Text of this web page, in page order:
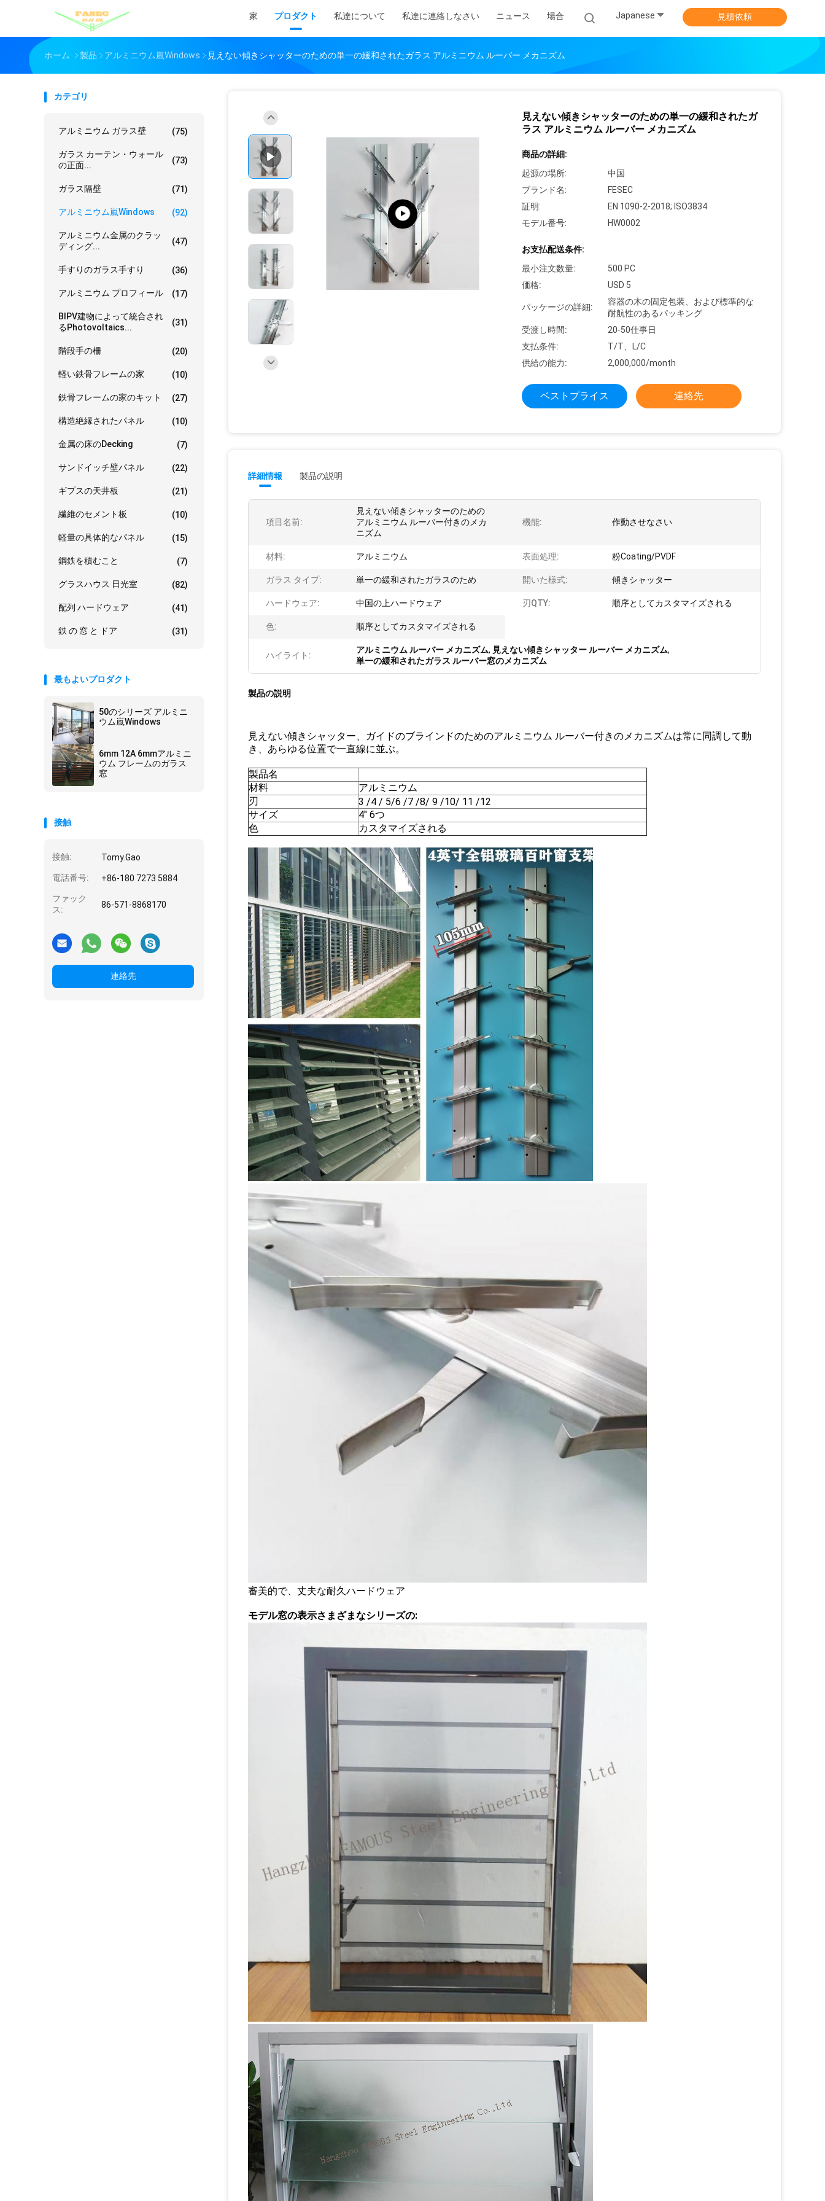
家 プロダクト 私達について 私達に連絡しなさい ニュース 場合 Japanese 見積依頼
ホーム 製品 アルミニウム嵐Windows 見えない傾きシャッターのための単一の緩和されたガラス アルミニウム ルーバー メカニズム
カテゴリ
アルミニウム ガラス壁 (75)
ガラス カーテン・ウォール
の正面...
(73)
ガラス隔壁 (71)
アルミニウム嵐Windows (92)
アルミニウム金属のクラッ
ディング...
(47)
手すりのガラス手すり (36)
アルミニウム プロフィール (17)
BIPV建物によって統合され
るPhotovoltaics...
(31)
階段手の柵 (20)
軽い鉄骨フレームの家 (10)
鉄骨フレームの家のキット (27)
構造絶縁されたパネル (10)
金属の床のDecking (7)
サンドイッチ壁パネル (22)
ギプスの天井板 (21)
繊維のセメント板 (10)
軽量の具体的なパネル (15)
鋼鉄を積むこと (7)
グラスハウス 日光室 (82)
配列 ハードウェア (41)
鉄 の 窓 と ドア (31)
最もよいプロダクト
50のシリーズ アルミニ
ウム嵐Windows
6mm 12A 6mmアルミニ
ウム フレームのガラス
窓
接触
接触: Tomy.Gao
電話番号: +86-180 7273 5884
ファック
ス:
86-571-8868170
連絡先
見えない傾きシャッターのための単一の緩和されたガ
ラス アルミニウム ルーバー メカニズム
商品の詳細:
起源の場所:
中国
ブランド名:
FESEC
証明:
EN 1090-2-2018; ISO3834
モデル番号:
HW0002
お支払配送条件:
最小注文数量:
500 PC
価格:
USD 5
パッケージの詳細:
容器の木の固定包装、および標準的な
耐航性のあるパッキング
受渡し時間:
20-50仕事日
支払条件:
T/T、L/C
供給の能力:
2,000,000/month
ベストプライス 連絡先
詳細情報 製品の説明
項目名前:
見えない傾きシャッターのための
アルミニウム ルーバー付きのメカ
ニズム
機能: 作動させなさい
材料: アルミニウム 表面処理: 粉Coating/PVDF
ガラス タイプ: 単一の緩和されたガラスのため 開いた様式: 傾きシャッター
ハードウェア: 中国の上ハードウェア 刃QTY: 順序としてカスタマイズされる
色: 順序としてカスタマイズされる
ハイライト:
アルミニウム ルーバー メカニズム, 見えない傾きシャッター ルーバー メカニズム,
単一の緩和されたガラス ルーバー窓のメカニズム
製品の説明
見えない傾きシャッター、ガイドのブラインドのためのアルミニウム ルーバー付きのメカニズムは常に同調して動
き、あらゆる位置で一直線に並ぶ。
製品名
材料
アルミニウム
刃
3 /4 / 5/6 /7 /8/ 9 /10/ 11 /12
サイズ
4" 6つ
色
カスタマイズされる
審美的で、丈夫な耐久ハードウェア
モデル窓の表示さまざまなシリーズの: